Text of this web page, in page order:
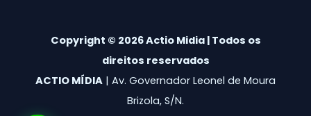
Copyright © 2026 Actio Midia | Todos os
direitos reservados
ACTIO MÍDIA | Av. Governador Leonel de Moura
Brizola, S/N.